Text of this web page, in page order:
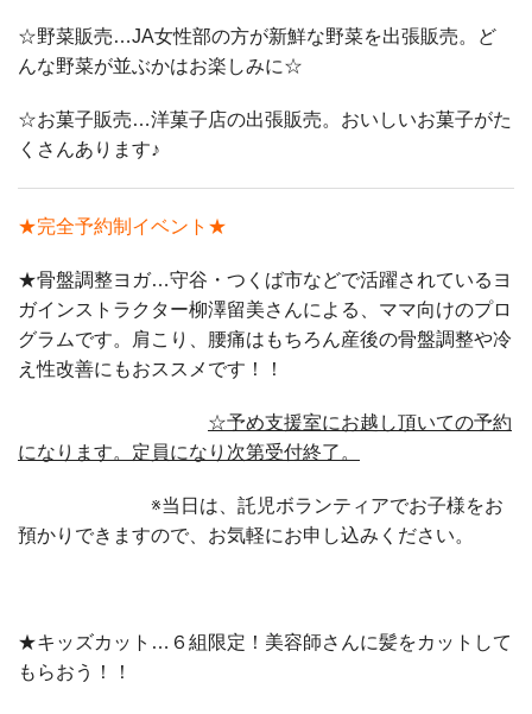
☆野菜販売…JA女性部の方が新鮮な野菜を出張販売。ど
んな野菜が並ぶかはお楽しみに☆
☆お菓子販売…洋菓子店の出張販売。おいしいお菓子がた
くさんあります♪
★完全予約制イベント★
★骨盤調整ヨガ…守谷・つくば市などで活躍されているヨ
ガインストラクター柳澤留美さんによる、ママ向けのプロ
グラムです。肩こり、腰痛はもちろん産後の骨盤調整や冷
え性改善にもおススメです！！
☆予め支援室にお越し頂いての予約
になります。定員になり次第受付終了。
※当日は、託児ボランティアでお子様をお
預かりできますので、お気軽にお申し込みください。
★キッズカット…６組限定！美容師さんに髪をカットして
もらおう！！